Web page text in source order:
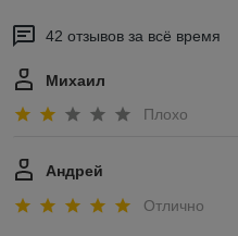
42 отзывов за всё время
Михаил
Плохо
Андрей
Отлично